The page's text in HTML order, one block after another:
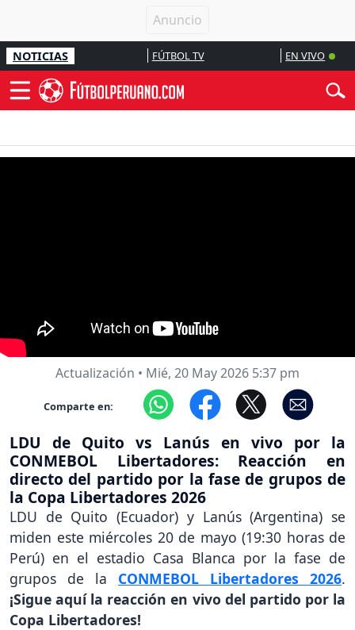
NOTICIAS FÚTBOL TV EN VIVO
Actualización • Mié, 20 May 2026 5:37 pm
Comparte en:
LDU de Quito vs Lanús en vivo por la
CONMEBOL Libertadores: Reacción en
directo del partido por la fase de grupos de
la Copa Libertadores 2026
LDU de Quito (Ecuador) y Lanús (Argentina) se
miden este miércoles 20 de mayo (19:30 horas de
Perú) en el estadio Casa Blanca por la fase de
grupos de la CONMEBOL Libertadores 2026.
¡Sigue aquí la reacción en vivo del partido por la
Copa Libertadores!